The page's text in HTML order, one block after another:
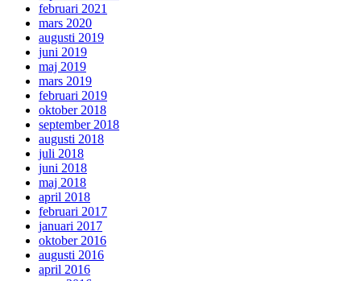
februari 2021
mars 2020
augusti 2019
juni 2019
maj 2019
mars 2019
februari 2019
oktober 2018
september 2018
augusti 2018
juli 2018
juni 2018
maj 2018
april 2018
februari 2017
januari 2017
oktober 2016
augusti 2016
april 2016